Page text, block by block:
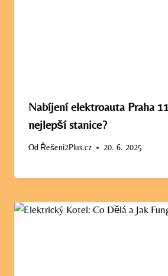
Nabíjení elektroauta Praha
nejlepší stanice?
Od Řešení2Plus.cz 20. 6. 2025